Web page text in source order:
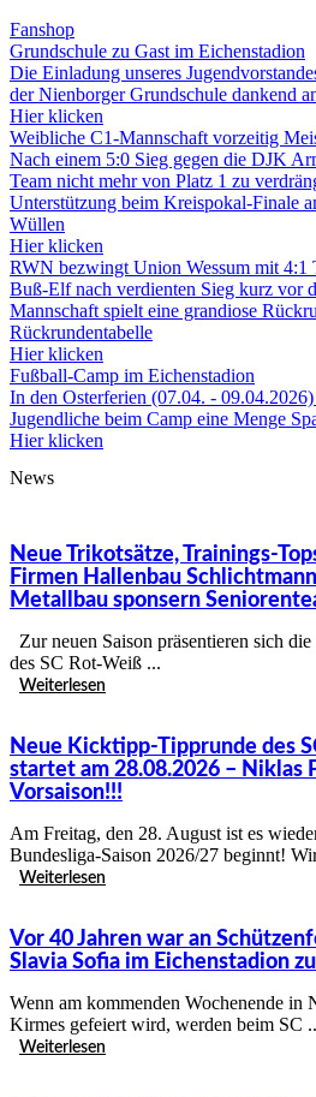
Fanshop
Grundschule zu Gast im Eichenstadion
Die Einladung unseres
der Nienborger Grundschule dankend
Hier klicken
Weibliche C1-Mannschaft vorzeitig
Nach einem 5:0 Sieg gegen die DJK
Team nicht mehr von Platz 1 zu
Unterstützung beim Kreispokal-Finale
Wüllen
Hier klicken
RWN bezwingt Union Wessum mit 4:1
Buß-Elf nach verdienten Sieg kurz vor
Mannschaft spielt eine grandiose
Rückrundentabelle
Hier klicken
Fußball-Camp im Eichenstadion
In den Osterferien (07.04. -
Jugendliche beim Camp eine Menge
Hier klicken
News
Neue Trikotsätze, Trainings-
Firmen Hallenbau
Metallbau sponsern
Zur neuen Saison präsentieren sich
des SC Rot-Weiß ...
Weiterlesen
Neue Kicktipp-Tipprunde des
startet am 28.08.2026 – Niklas
Vorsaison!!!
Am Freitag, den 28. August ist es
Bundesliga-Saison 2026/27 beginnt!
Weiterlesen
Vor 40 Jahren war an
Slavia Sofia im Eichenstadion
Wenn am kommenden Wochenende in
Kirmes gefeiert wird, werden beim SC
Weiterlesen